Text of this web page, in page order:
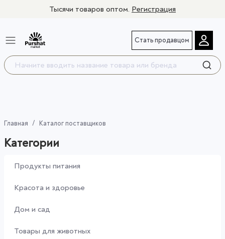
Тысячи товаров оптом. Регистрация
Стать продавцом
Главная Каталог поставщиков
Категории
Продукты питания
Красота и здоровье
Дом и сад
Товары для животных